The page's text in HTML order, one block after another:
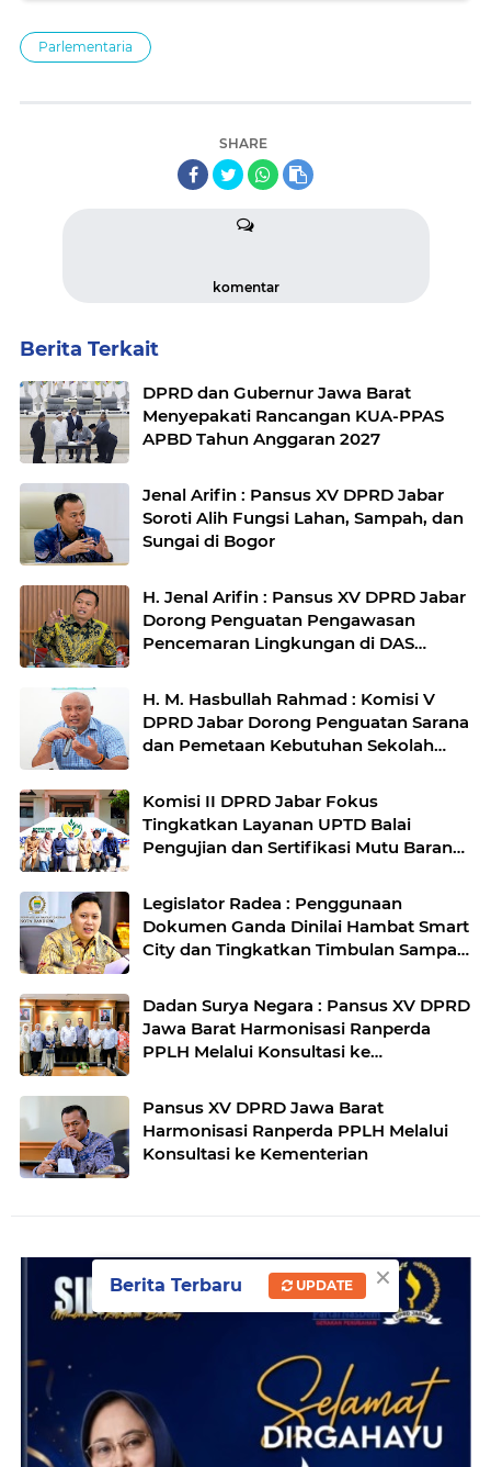
Parlementaria
SHARE
komentar
Berita Terkait
DPRD dan Gubernur Jawa Barat
Menyepakati Rancangan KUA-PPAS
APBD Tahun Anggaran 2027
Jenal Arifin : Pansus XV DPRD Jabar
Soroti Alih Fungsi Lahan, Sampah, dan
Sungai di Bogor
H. Jenal Arifin : Pansus XV DPRD Jabar
Dorong Penguatan Pengawasan
Pencemaran Lingkungan di DAS
H. M. Hasbullah Rahmad : Komisi V
DPRD Jabar Dorong Penguatan Sarana
dan Pemetaan Kebutuhan Sekolah
Komisi II DPRD Jabar Fokus
Tingkatkan Layanan UPTD Balai
Pengujian dan Sertifikasi Mutu Barang
Legislator Radea : Penggunaan
Dokumen Ganda Dinilai Hambat Smart
City dan Tingkatkan Timbulan Sampah
Dadan Surya Negara : Pansus XV DPRD
Jawa Barat Harmonisasi Ranperda
PPLH Melalui Konsultasi ke
Pansus XV DPRD Jawa Barat
Harmonisasi Ranperda PPLH Melalui
Konsultasi ke Kementerian
×
Berita Terbaru UPDATE